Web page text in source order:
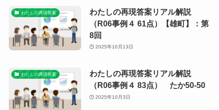
わたしの再現答案
わたしの再現答案リアル解説
（R06事例４ 61点）【雄町】：第
8回
2025年10月13日
わたしの再現答案
わたしの再現答案リアル解説
（R06事例４ 83点） たか50-50
2025年10月3日